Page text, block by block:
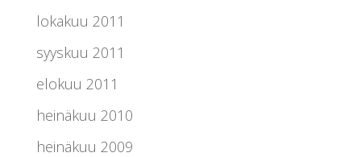
lokakuu 2011
syyskuu 2011
elokuu 2011
heinäkuu 2010
heinäkuu 2009